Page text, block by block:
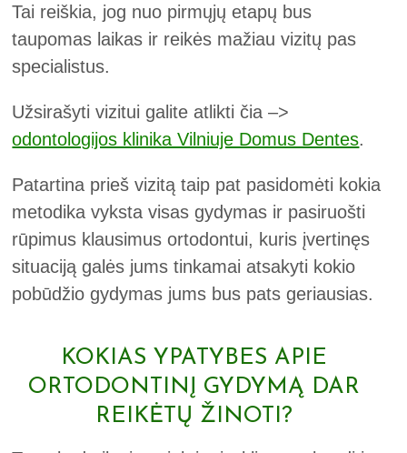
Tai reiškia, jog nuo pirmųjų etapų bus
taupomas laikas ir reikės mažiau vizitų pas
specialistus.
Užsirašyti vizitui galite atlikti čia –>
odontologijos klinika Vilniuje Domus Dentes.
Patartina prieš vizitą taip pat pasidomėti kokia
metodika vyksta visas gydymas ir pasiruošti
rūpimus klausimus ortodontui, kuris įvertinęs
situaciją galės jums tinkamai atsakyti kokio
pobūdžio gydymas jums bus pats geriausias.
KOKIAS YPATYBES APIE
ORTODONTINĮ GYDYMĄ DAR
REIKĖTŲ ŽINOTI?